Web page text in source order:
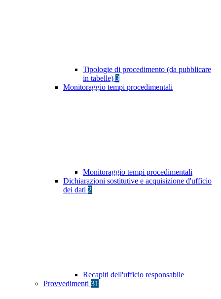
Tipologie di procedimento (da pubblicare
in tabelle) 3
Monitoraggio tempi procedimentali
Monitoraggio tempi procedimentali
Dichiarazioni sostitutive e acquisizione d'ufficio
dei dati 2
Recapiti dell'ufficio responsabile
Provvedimenti 31